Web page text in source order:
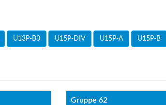
U13P-B3 U15P-DIV U15P-A U15P-B
Gruppe 62